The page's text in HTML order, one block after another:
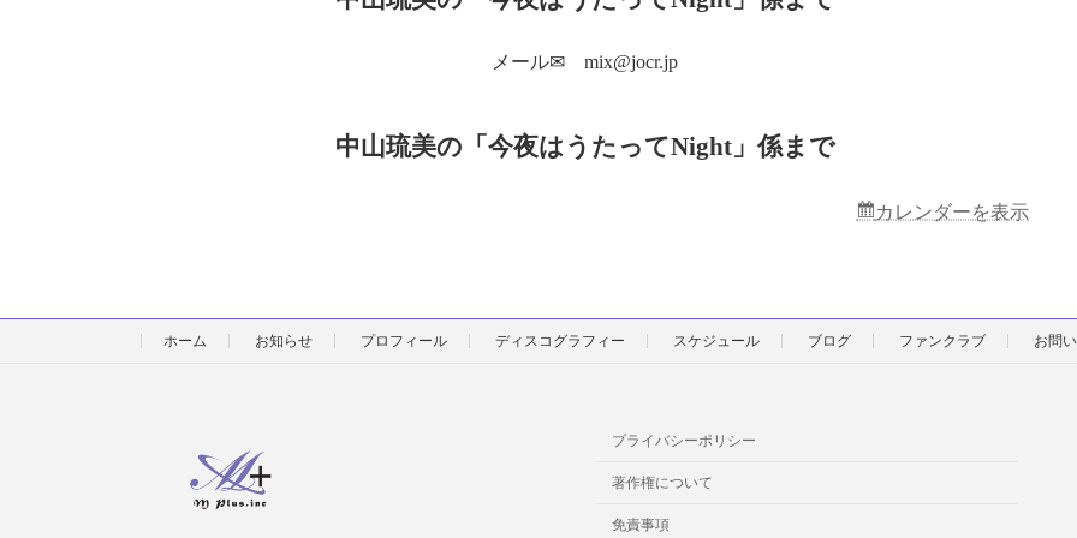
メール✉ mix@jocr.jp
中山琉美の「今夜はうたってNight」係まで
カレンダーを表示
ホーム お知らせ プロフィール ディスコグラフィー スケジュール ブログ ファンクラブ お問
プライバシーポリシー
著作権について
免責事項